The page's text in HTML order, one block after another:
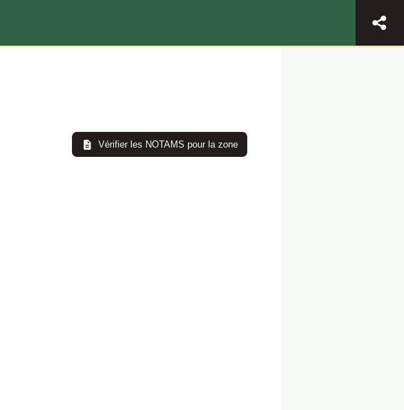
Vérifier les NOTAMS pour la zone